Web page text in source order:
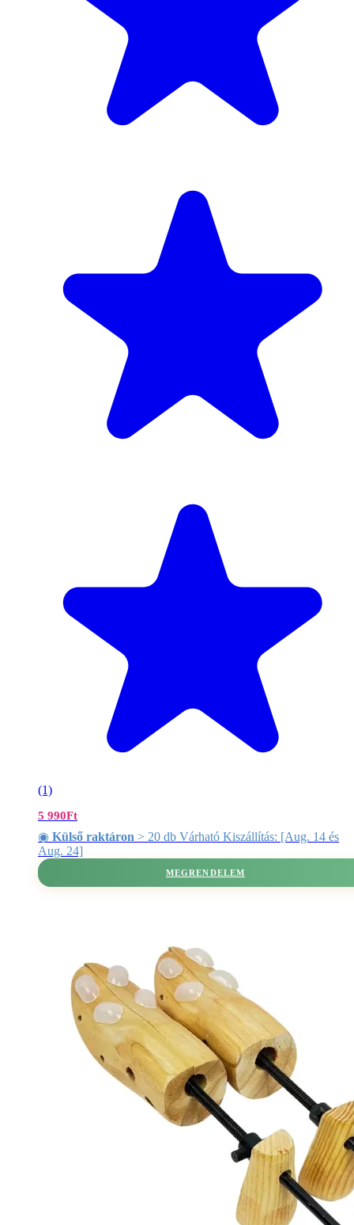
(1)
5 990Ft
◉ Külső raktáron > 20 db Várható Kiszállítás: [Aug. 14 és
Aug. 24]
MEGRENDELEM